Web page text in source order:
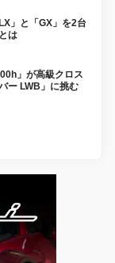
」と「GX」を2台
は
」が高級クロス
ー LWB」に挑む